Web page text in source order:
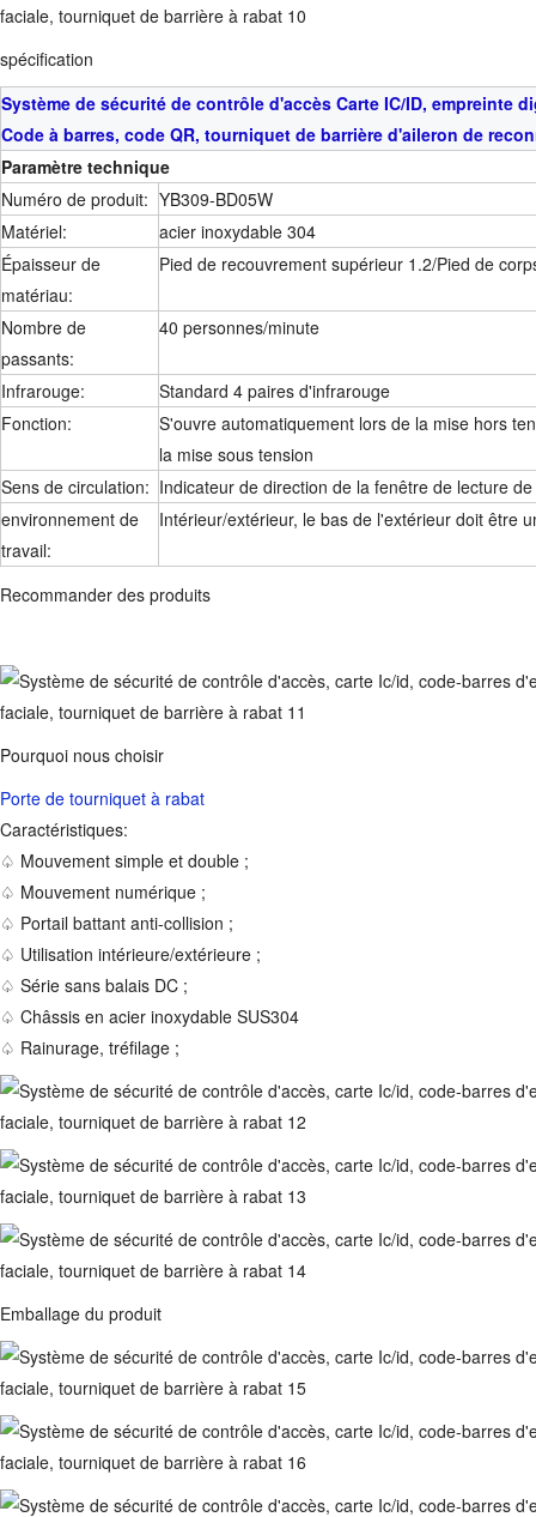
spécification
Système de sécurité de contrôle d'accès Carte IC/ID, empreinte
Code à barres, code QR, tourniquet de barrière d'aileron de
Paramètre technique
Numéro de produit: YB309-BD05W
Matériel:
acier inoxydable 304
Épaisseur de
matériau:
Pied de recouvrement supérieur 1.2/Pied de
Nombre de
passants:
40 personnes/minute
Infrarouge:
Standard 4 paires d'infrarouge
Fonction:
S'ouvre automatiquement lors de la mise hors
la mise sous tension
Sens de circulation: Indicateur de direction de la fenêtre de lecture
environnement de
travail:
Intérieur/extérieur, le bas de l'extérieur doit être
Recommander des produits
Pourquoi nous choisir
Porte de tourniquet à rabat
Caractéristiques:
♤ Mouvement simple et double ;
♤ Mouvement numérique ;
♤ Portail battant anti-collision ;
♤ Utilisation intérieure/extérieure ;
♤ Série sans balais DC ;
♤ Châssis en acier inoxydable SUS304
♤ Rainurage, tréfilage ;
Emballage du produit